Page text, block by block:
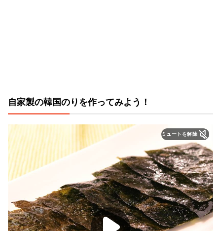
自家製の韓国のりを作ってみよう！
ミュートを解除